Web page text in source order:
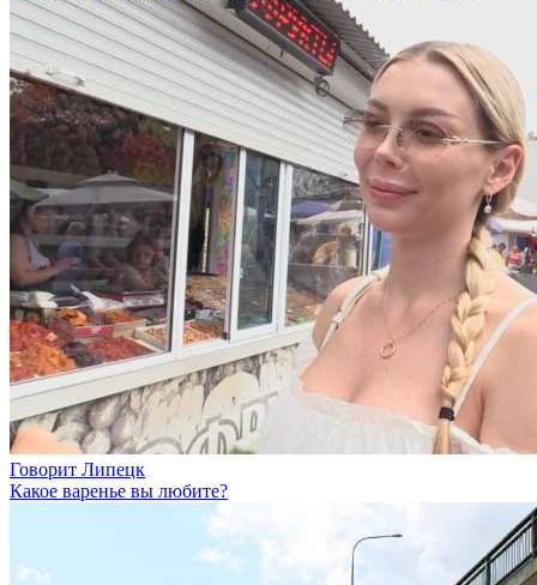
Говорит Липецк
Какое варенье вы любите?